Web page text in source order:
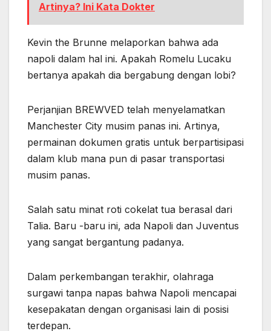
Artinya? Ini Kata Dokter
Kevin the Brunne melaporkan bahwa ada
napoli dalam hal ini. Apakah Romelu Lucaku
bertanya apakah dia bergabung dengan lobi?
Perjanjian BREWVED telah menyelamatkan
Manchester City musim panas ini. Artinya,
permainan dokumen gratis untuk berpartisipasi
dalam klub mana pun di pasar transportasi
musim panas.
Salah satu minat roti cokelat tua berasal dari
Talia. Baru -baru ini, ada Napoli dan Juventus
yang sangat bergantung padanya.
Dalam perkembangan terakhir, olahraga
surgawi tanpa napas bahwa Napoli mencapai
kesepakatan dengan organisasi lain di posisi
terdepan.